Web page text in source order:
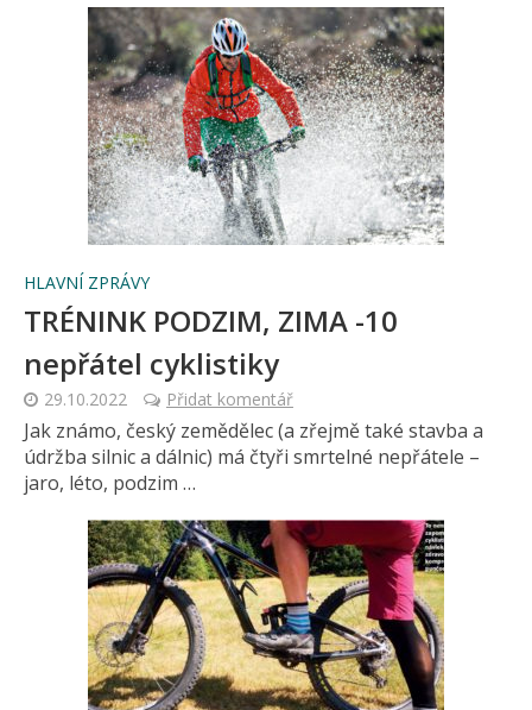
HLAVNÍ ZPRÁVY
TRÉNINK PODZIM, ZIMA -10
nepřátel cyklistiky
29.10.2022 Přidat komentář
Jak známo, český zemědělec (a zřejmě také stavba a
údržba silnic a dálnic) má čtyři smrtelné nepřátele –
jaro, léto, podzim …